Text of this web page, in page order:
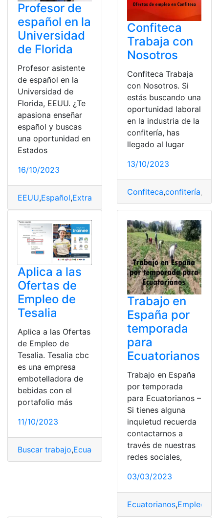
Profesor de
español en la
Universidad
de Florida
Profesor asistente
de español en la
Universidad de
Florida, EEUU. ¿Te
apasiona enseñar
español y buscas
una oportunidad en
Estados
16/10/2023
EEUU,Español,Extranjero Oferta laboral,Profesor,
Confiteca
Trabaja con
Nosotros
Confiteca Trabaja
con Nosotros. Si
estás buscando una
oportunidad laboral
en la industria de la
confitería, has
llegado al lugar
13/10/2023
Confiteca,confitería,
Aplica a las
Ofertas de
Empleo de
Tesalia
Aplica a las Ofertas
de Empleo de
Tesalia. Tesalia cbc
es una empresa
embotelladora de
bebidas con el
portafolio más
11/10/2023
Buscar trabajo,Ecuador Oferta laboral,ofertas de
Trabajo en
España por
temporada
para
Ecuatorianos
Trabajo en España
por temporada
para Ecuatorianos –
Si tienes alguna
inquietud recuerda
contactarnos a
través de nuestras
redes sociales,
03/03/2023
Ecuatorianos,Empleo